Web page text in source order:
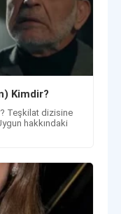
Kimdir?
Teşkilat dizisine
hakkındaki